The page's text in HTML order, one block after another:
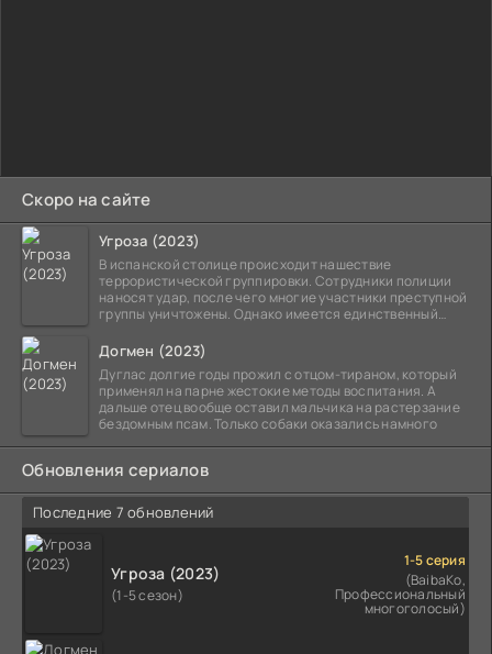
Скоро на сайте
Угроза (2023)
В испанской столице происходит нашествие
террористической группировки. Сотрудники полиции
наносят удар, после чего многие участники преступной
группы уничтожены. Однако имеется единственный
Догмен (2023)
Дуглас долгие годы прожил с отцом-тираном, который
применял на парне жестокие методы воспитания. А
дальше отец вообще оставил мальчика на растерзание
бездомным псам. Только собаки оказались намного
Обновления сериалов
Последние 7 обновлений
Угроза (2023)
(1-5 сезон)
1-5 серия
(BaibaKo,
Профессиональный
многоголосый)